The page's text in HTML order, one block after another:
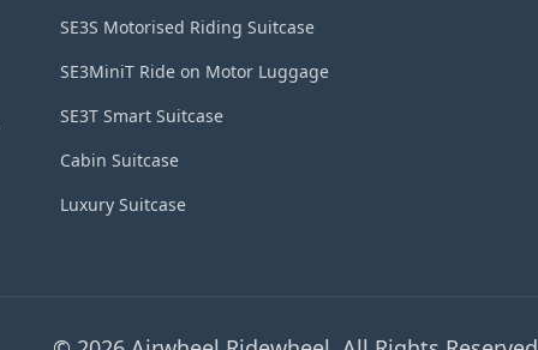
SE3S Motorised Riding Suitcase
SE3MiniT Ride on Motor Luggage
SE3T Smart Suitcase
Cabin Suitcase
Luxury Suitcase